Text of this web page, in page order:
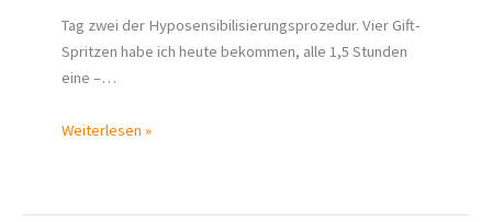
Tag zwei der Hyposensibilisierungsprozedur. Vier Gift-
Spritzen habe ich heute bekommen, alle 1,5 Stunden
eine –…
Weiterlesen »